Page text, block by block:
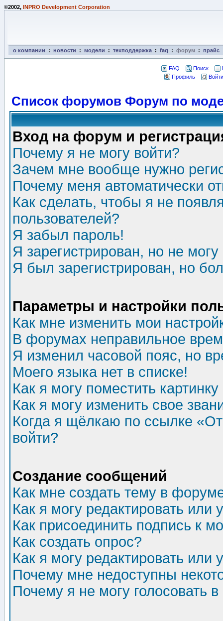
©2002, INPRO Development Corporation
о компании : новости : модели : техподдержка : faq : форум : прайс
FAQ Поиск
Профиль
Список форумов Форум по
Вход на форум и
Почему я не могу войти?
Зачем мне вообще нужно
Почему меня автоматически
Как сделать, чтобы я не
пользователей?
Я забыл пароль!
Я зарегистрирован, но не могу
Я был зарегистрирован, но
Параметры и настройки
Как мне изменить мои
В форумах неправильное
Я изменил часовой пояс, но
Моего языка нет в списке!
Как я могу поместить
Как я могу изменить свое
Когда я щёлкаю по ссылке
войти?
Создание сообщений
Как мне создать тему в
Как я могу редактировать или
Как присоединить подпись к
Как создать опрос?
Как я могу редактировать или
Почему мне недоступны
Почему я не могу голосовать